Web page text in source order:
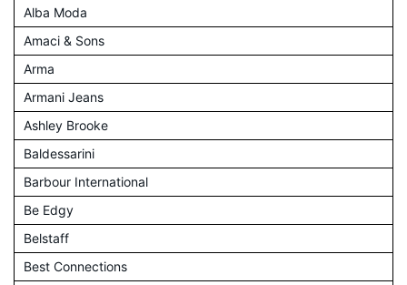
Alba Moda
Amaci & Sons
Arma
Armani Jeans
Ashley Brooke
Baldessarini
Barbour International
Be Edgy
Belstaff
Best Connections